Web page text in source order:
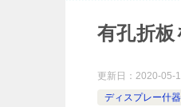
有孔折
更新日： 2020-05-
ディスプレー什器